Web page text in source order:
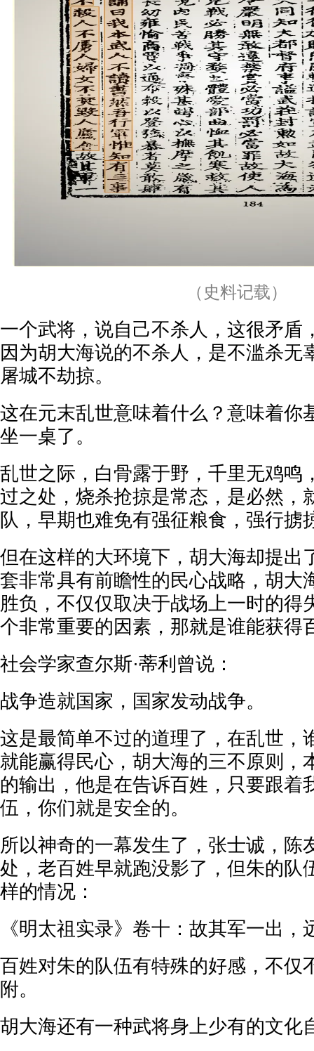
（史料记载）
一个武将，说自己不杀人，这很矛盾
因为胡大海说的不杀人，是不滥杀无
屠城不劫掠。
这在元末乱世意味着什么？意味着你
坐一桌了。
乱世之际，白骨露于野，千里无鸡鸣
过之处，烧杀抢掠是常态，是必然，
队，早期也难免有强征粮食，强行掳
但在这样的大环境下，胡大海却提出
套非常具有前瞻性的民心战略，胡大
胜负，不仅仅取决于战场上一时的得
个非常重要的因素，那就是谁能获得
社会学家查尔斯·蒂利曾说：
战争造就国家，国家发动战争。
这是最简单不过的道理了，在乱世，
就能赢得民心，胡大海的三不原则，
的输出，他是在告诉百姓，只要跟着
伍，你们就是安全的。
所以神奇的一幕发生了，张士诚，陈
处，老百姓早就跑没影了，但朱的队
样的情况：
《明太祖实录》卷十：故其军一出
百姓对朱的队伍有特殊的好感，不仅
附。
胡大海还有一种武将身上少有的文化